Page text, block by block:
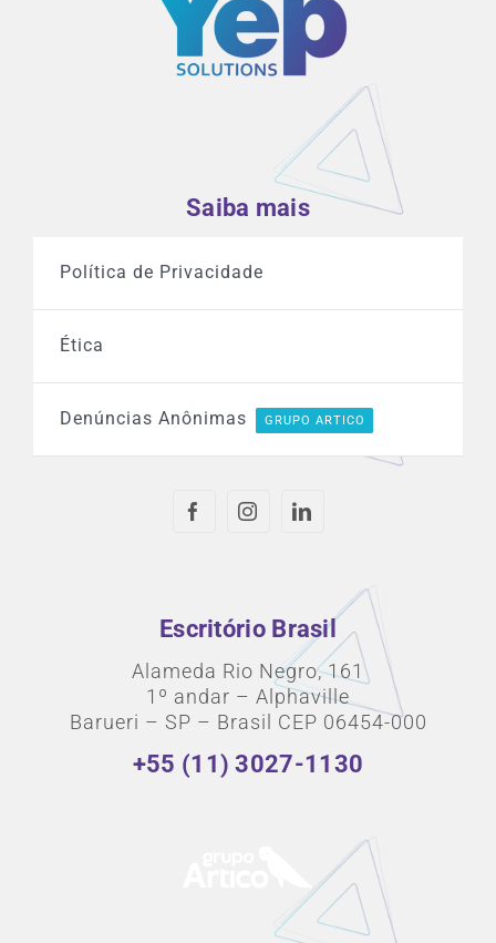
Saiba mais
Política de Privacidade
Ética
Denúncias Anônimas GRUPO ARTICO
Escritório Brasil
Alameda Rio Negro, 161
1º andar – Alphaville
Barueri – SP – Brasil CEP 06454-000
+55 (11) 3027-1130